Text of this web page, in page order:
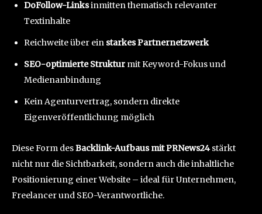
DoFollow-Linksinmitten thematisch relevanter
Textinhalte
Reichweite über ein starkes Partnernetzwerk
SEO-optimierte Struktur mit Keyword-Fokus und
Medienanbindung
Kein Agenturvertrag, sondern direkte
Eigenveröffentlichung möglich
Diese Form desBacklink-Aufbaus mit PRNews24 stärkt
nicht nur die Sichtbarkeit, sondern auch die inhaltliche
Positionierung einer Website – ideal für Unternehmen,
Freelancer und SEO-Verantwortliche.